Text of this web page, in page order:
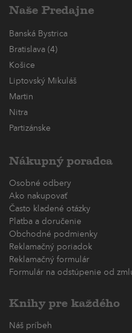
Naše Predajne
Banská Bystrica
Bratislava (4)
Košice
Liptovský Mikuláš
Martin
Nitra
Partizánske
Nákupný poradca
Osobné odbery
Ako nakupovať
Často kladené otázky
Platba a doručenie
Obchodné podmienky
Reklamačný poriadok
Reklamačný formulár
Formulár na odstúpenie od
Knihy pre každého
Náš príbeh